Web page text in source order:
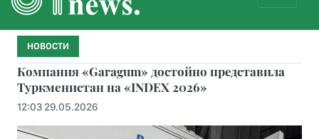
НОВОСТИ
Компания «Garagum» достойно представила
Туркменистан на «INDEX 2026»
12:03 29.05.2026